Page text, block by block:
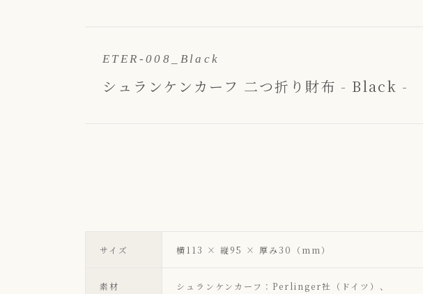
ETER-008_Black
シュランケンカーフ 二つ折り財布 - Black -
サイズ 横113 × 縦95 × 厚み30（mm）
素材
シュランケンカーフ：Perlinger社（ドイツ）、